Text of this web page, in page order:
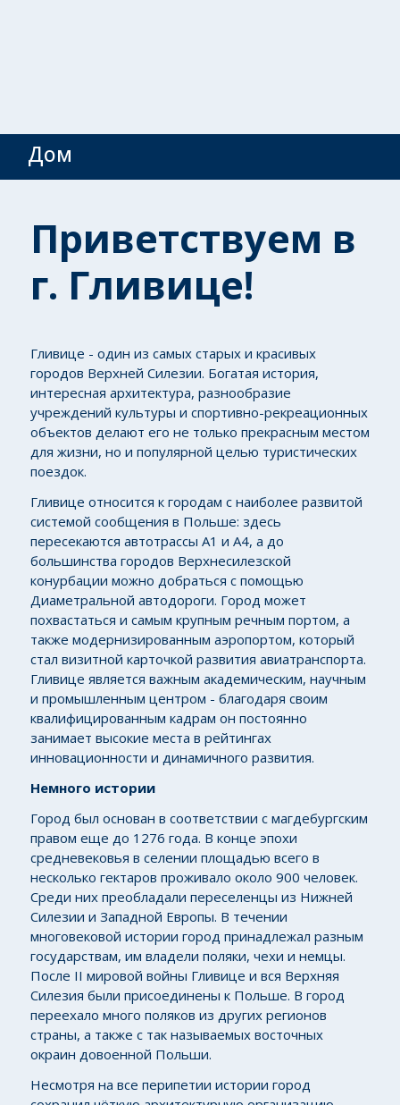
Дом
Приветствуем в
г. Гливице!
Гливице - один из самых старых и красивых
городов Верхней Силезии. Богатая история,
интересная архитектура, разнообразие
учреждений культуры и спортивно-рекреационных
объектов делают его не только прекрасным местом
для жизни, но и популярной целью туристических
поездок.
Гливице относится к городам с наиболее развитой
системой сообщения в Польше: здесь
пересекаются автотрассы А1 и А4, а до
большинства городов Верхнесилезской
конурбации можно добраться с помощью
Диаметральной автодороги. Город может
похвастаться и самым крупным речным портом, а
также модернизированным аэропортом, который
стал визитной карточкой развития авиатранспорта.
Гливице является важным академическим, научным
и промышленным центром - благодаря своим
квалифицированным кадрам он постоянно
занимает высокие места в рейтингах
инновационности и динамичного развития.
Немного истории
Город был основан в соответствии с магдебургским
правом еще до 1276 года. В конце эпохи
средневековья в селении площадью всего в
несколько гектаров проживало около 900 человек.
Среди них преобладали переселенцы из Нижней
Силезии и Западной Европы. В течении
многовековой истории город принадлежал разным
государствам, им владели поляки, чехи и немцы.
После II мировой войны Гливице и вся Верхняя
Силезия были присоединены к Польше. В город
переехало много поляков из других регионов
страны, а также с так называемых восточных
окраин довоенной Польши.
Несмотря на все перипетии истории город